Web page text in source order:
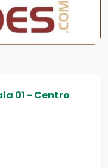
01 - Centro